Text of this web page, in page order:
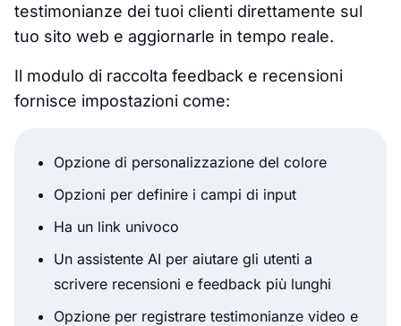
testimonianze dei tuoi clienti direttamente sul
tuo sito web e aggiornarle in tempo reale.
Il modulo di raccolta feedback e recensioni
fornisce impostazioni come:
Opzione di personalizzazione del colore
Opzioni per definire i campi di input
Ha un link univoco
Un assistente AI per aiutare gli utenti a
scrivere recensioni e feedback più lunghi
Opzione per registrare testimonianze video e